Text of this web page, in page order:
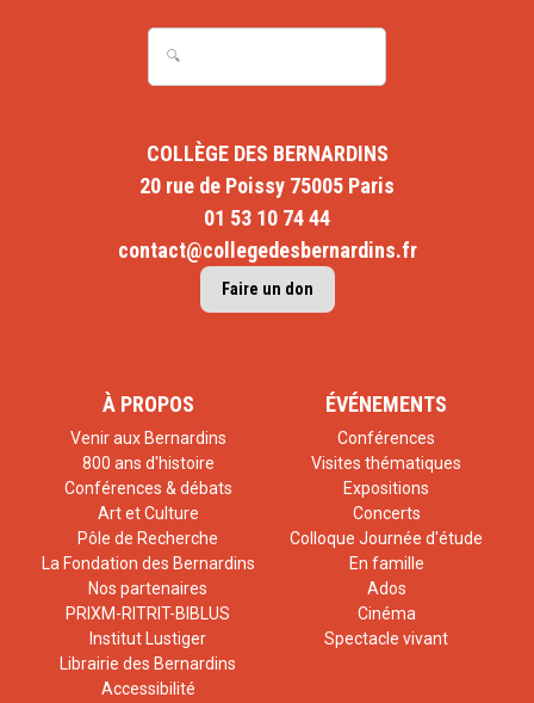
COLLÈGE DES BERNARDINS
20 rue de Poissy 75005 Paris
01 53 10 74 44
contact@collegedesbernardins.fr
Faire un don
À PROPOS
Venir aux Bernardins
800 ans d'histoire
Conférences & débats
Art et Culture
Pôle de Recherche
La Fondation des Bernardins
Nos partenaires
PRIXM-RITRIT-BIBLUS
Institut Lustiger
Librairie des Bernardins
Accessibilité
ÉVÉNEMENTS
Conférences
Visites thématiques
Expositions
Concerts
Colloque Journée d'étude
En famille
Ados
Cinéma
Spectacle vivant